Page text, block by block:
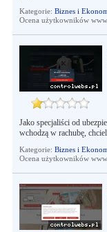
Kategorie: Biznes i
Ocena użytkowników
Jako specjaliści od
wchodzą w rachubę,
Kategorie: Biznes i
Ocena użytkowników